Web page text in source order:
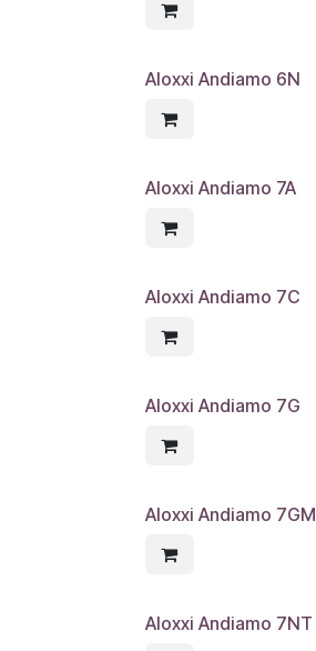
Aloxxi Andiamo 6N
Aloxxi Andiamo 7A
Aloxxi Andiamo 7C
Aloxxi Andiamo 7G
Aloxxi Andiamo 7GM
Aloxxi Andiamo 7NT